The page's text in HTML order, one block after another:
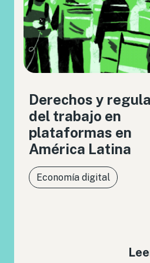
Derechos y
del trabajo en
plataformas en
América Latina
Economía digital